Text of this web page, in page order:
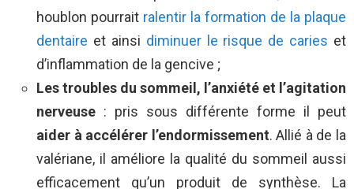
houblon pourrait ralentir la formation de la plaque
dentaire et ainsi diminuer le risque de caries et
d’inflammation de la gencive ;
Les troubles du sommeil, l’anxiété et l’agitation
nerveuse : pris sous différente forme il peut
aider à accélérer l’endormissement. Allié à de la
valériane, il améliore la qualité du sommeil aussi
efficacement qu’un produit de synthèse. La